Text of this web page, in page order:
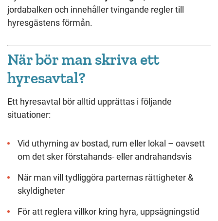
jordabalken och innehåller tvingande regler till
hyresgästens förmån.
När bör man skriva ett
hyresavtal?
Ett hyresavtal bör alltid upprättas i följande
situationer:
Vid uthyrning av bostad, rum eller lokal – oavsett
om det sker förstahands- eller andrahandsvis
När man vill tydliggöra parternas rättigheter &
skyldigheter
För att reglera villkor kring hyra, uppsägningstid